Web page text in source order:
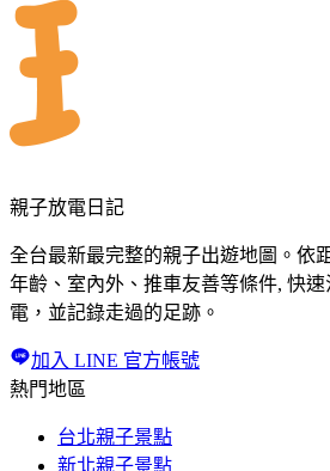
親子放電日記
全台最新最完整的親子出遊地圖。依
年齡、室內外、推車友善等條件, 快
電，並記錄走過的足跡。
加入 LINE 官方帳號
熱門地區
台北親子景點
新北親子景點